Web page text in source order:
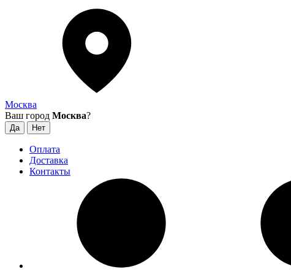
Москва
Ваш город Москва?
Оплата
Доставка
Контакты